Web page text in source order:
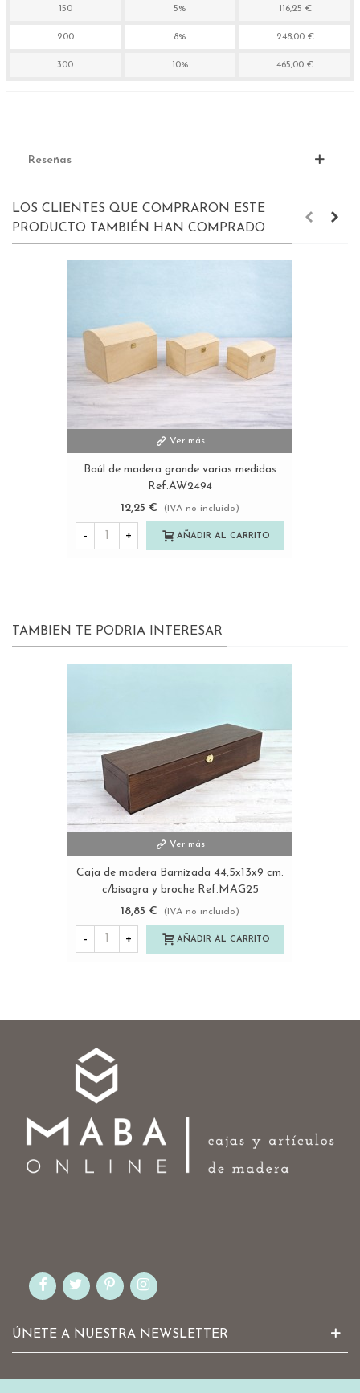
150 5% 116,25 €
200 8% 248,00 €
300 10% 465,00 €
Reseñas
LOS CLIENTES QUE COMPRARON ESTE
PRODUCTO TAMBIÉN HAN COMPRADO
Ver más
Baúl de madera grande varias medidas
Ref.AW2494
12,25 €
(IVA no incluido)
- + AÑADIR AL CARRITO
TAMBIEN TE PODRIA INTERESAR
Ver más
Caja de madera Barnizada 44,5x13x9 cm.
c/bisagra y broche Ref.MAG25
18,85 €
(IVA no incluido)
- + AÑADIR AL CARRITO
ÚNETE A NUESTRA NEWSLETTER